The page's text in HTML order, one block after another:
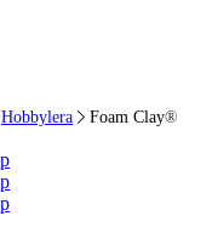
Hobbylera Foam Clay®